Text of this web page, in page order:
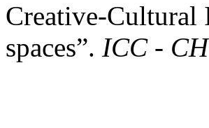
Creative-Cultural
spaces”. ICC -